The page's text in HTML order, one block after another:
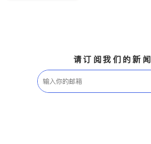
请订阅我们的新闻